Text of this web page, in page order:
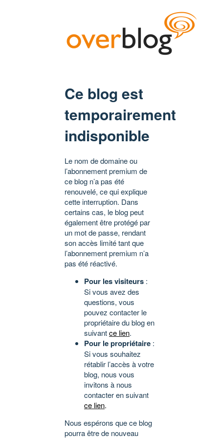
Ce blog est
temporairement
indisponible
Le nom de domaine ou
l’abonnement premium de
ce blog n’a pas été
renouvelé, ce qui explique
cette interruption. Dans
certains cas, le blog peut
également être protégé par
un mot de passe, rendant
son accès limité tant que
l’abonnement premium n’a
pas été réactivé.
Pour les visiteurs :
Si vous avez des
questions, vous
pouvez contacter le
propriétaire du blog en
suivantce lien.
Pour le propriétaire :
Si vous souhaitez
rétablir l’accès à votre
blog, nous vous
invitons à nous
contacter en suivant
ce lien.
Nous espérons que ce blog
pourra être de nouveau